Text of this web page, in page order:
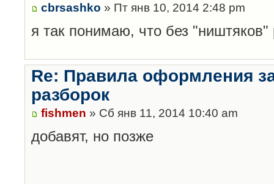
cbrsashko » Пт янв 10, 2014 2:48 pm
я так понимаю, что без "ништяков"
Re: Правила оформления
разборок
fishmen » Сб янв 11, 2014 10:40 am
добавят, но позже